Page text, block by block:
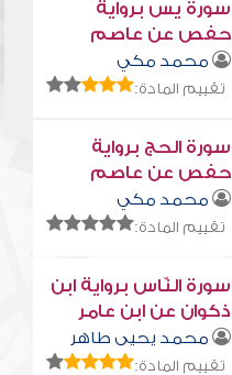
سورة يس برواية
حفص عن عاصم
محمد مكي
تقييم المادة:
سورة الحج برواية
حفص عن عاصم
محمد مكي
تقييم المادة:
سورة النّاس برواية ابن
ذكوان عن ابن عامر
محمد يحيى طاهر
تقييم المادة: